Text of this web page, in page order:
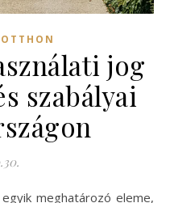
OTTHON
jog
szabályai